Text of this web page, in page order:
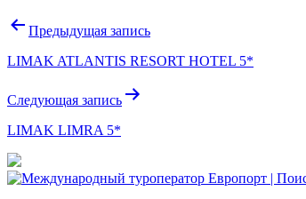
Навигация
записям
Предыдущая запись
LIMAK ATLANTIS RESORT HOTEL 5*
Следующая запись
LIMAK LIMRA 5*